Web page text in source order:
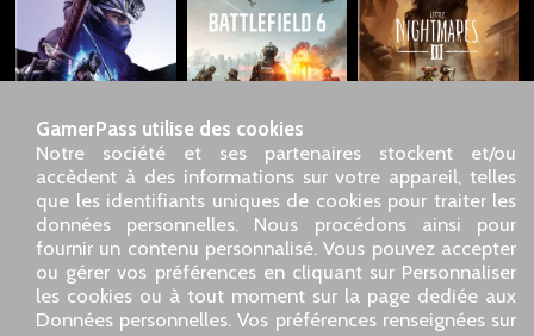
GamerPass utilise des cookies
Notre société et ses partenaires stockent et/ou
accèdent à des informations sur votre appareil, telles
que les identifiants uniques de cookies pour traiter les
données personnelles. Nous procédons ainsi pour
fournir un contenu personnalisé. Vous pouvez accepter
ou gérer vos préférences en cliquant sur Personnaliser
les cookies ou à tout moment sur la page dediée aux
Données personnelles. Vos préférences renseignées sur
SARL GDN GamerPass, Service client par téléphone : 01 85
09 18 80
Notre adresse : 5 chemin de Daru 26100 Romans sur Isère
(France)